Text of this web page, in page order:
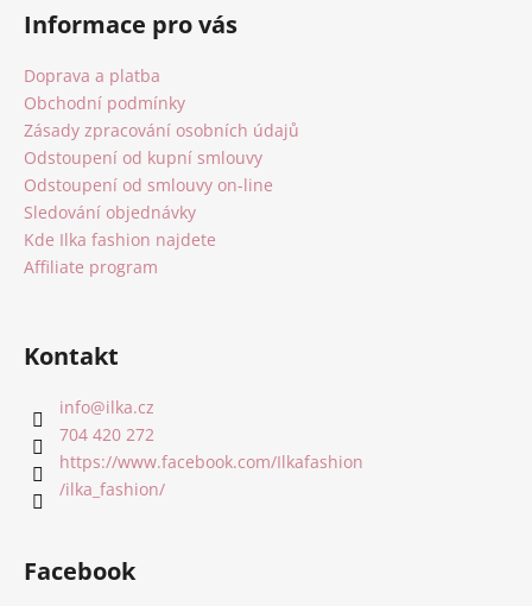
Informace pro vás
Doprava a platba
Obchodní podmínky
Zásady zpracování osobních údajů
Odstoupení od kupní smlouvy
Odstoupení od smlouvy on-line
Sledování objednávky
Kde Ilka fashion najdete
Affiliate program
Kontakt
info@ilka.cz
704 420 272
https://www.facebook.com/Ilkafashion
/ilka_fashion/
Facebook